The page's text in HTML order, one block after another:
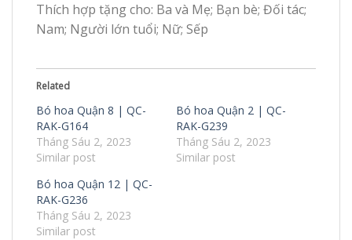
Thích hợp tặng cho: Ba và Mẹ; Bạn bè; Đối tác;
Nam; Người lớn tuổi; Nữ; Sếp
Related
Bó hoa Quận 8 | QC-
RAK-G164
Tháng Sáu 2, 2023
Similar post
Bó hoa Quận 2 | QC-
RAK-G239
Tháng Sáu 2, 2023
Similar post
Bó hoa Quận 12 | QC-
RAK-G236
Tháng Sáu 2, 2023
Similar post